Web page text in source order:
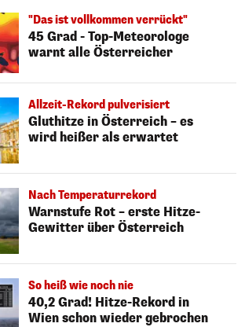
"Das ist vollkommen verrückt"
45 Grad - Top-Meteorologe
warnt alle Österreicher
Allzeit-Rekord pulverisiert
Gluthitze in Österreich – es
wird heißer als erwartet
Nach Temperaturrekord
Warnstufe Rot – erste Hitze-
Gewitter über Österreich
So heiß wie noch nie
40,2 Grad! Hitze-Rekord in
Wien schon wieder gebrochen